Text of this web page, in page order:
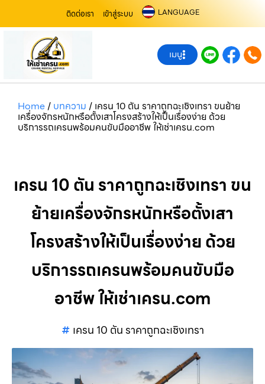
ติดต่อเรา เข้าสู่ระบบ LANGUAGE
เมนู
Home/ บทความ / เครน 10 ตัน ราคาถูกฉะเชิงเทรา ขนย้าย
เครื่องจักรหนักหรือตั้งเสาโครงสร้างให้เป็นเรื่องง่าย ด้วย
บริการรถเครนพร้อมคนขับมืออาชีพ ให้เช่าเครน.com
เครน 10 ตัน ราคาถูกฉะเชิงเทรา ขน
ย้ายเครื่องจักรหนักหรือตั้งเสา
โครงสร้างให้เป็นเรื่องง่าย ด้วย
บริการรถเครนพร้อมคนขับมือ
อาชีพ ให้เช่าเครน.com
เครน 10 ตัน ราคาถูกฉะเชิงเทรา